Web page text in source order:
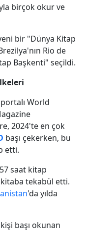
birçok okur ve
bir "Dünya Kitap
Rio de
Başkenti" seçildi.
World
2024'te en çok
başı çekerken, bu
etti.
saat kitap
kitaba tekabül etti.
'da yılda
başı okunan